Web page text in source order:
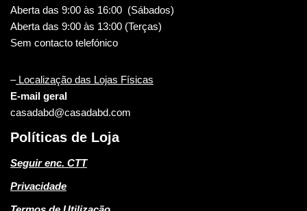
Aberta das 9:00 às 16:00 (Sábados)
Aberta das 9:00 às 13:00 (Terças)
Sem contacto telefónico
–Localização das Lojas Físicas
E-mail geral
casadabd@casadabd.com
Políticas de Loja
Seguir enc. CTT
Privacidade